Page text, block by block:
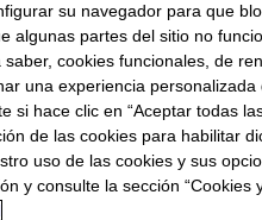
TÉCNICO OPCIONES DE
su navegador para que
algunas partes del sitio no
saber, cookies funcionales, de
una experiencia
si hace clic en “Aceptar todas
de las cookies para habilitar
uso de las cookies y sus
y consulte la sección “Cookies